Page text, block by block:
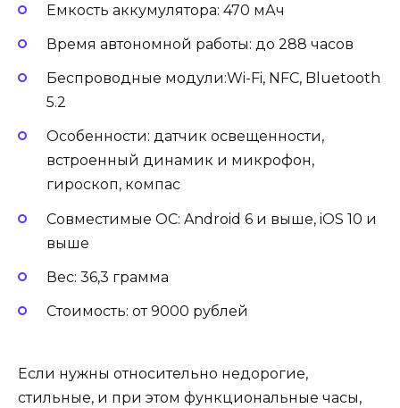
Емкость аккумулятора: 470 мАч
Время автономной работы: до 288 часов
Беспроводные модули:Wi-Fi, NFC, Bluetooth
5.2
Особенности: датчик освещенности,
встроенный динамик и микрофон,
гироскоп, компас
Совместимые ОС: Android 6 и выше, iOS 10 и
выше
Вес: 36,3 грамма
Стоимость: от 9000 рублей
Если нужны относительно недорогие,
стильные, и при этом функциональные часы,